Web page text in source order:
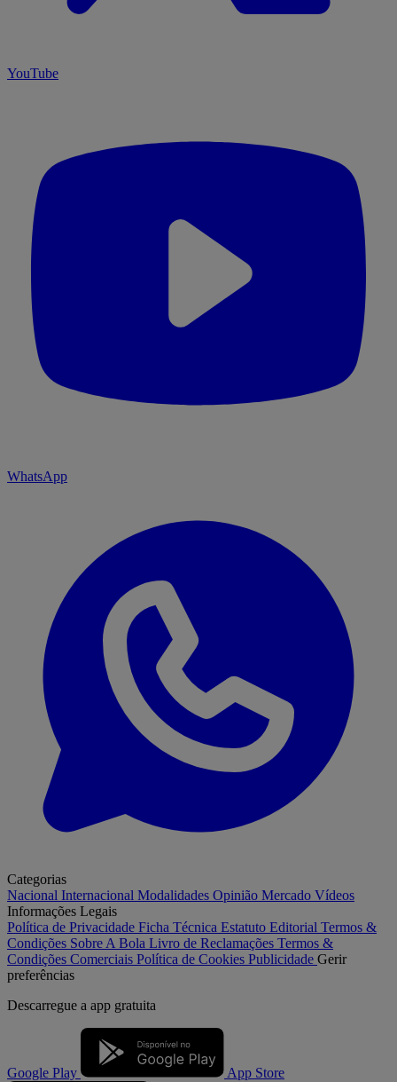
YouTube
WhatsApp
Categorias
Nacional Internacional Modalidades Opinião Mercado Vídeos
Informações Legais
Política de Privacidade Ficha Técnica Estatuto Editorial Termos &
Condições Sobre A Bola Livro de Reclamações Termos &
Condições Comerciais Política de Cookies Publicidade Gerir
preferências
Descarregue a app gratuita
Google Play App Store